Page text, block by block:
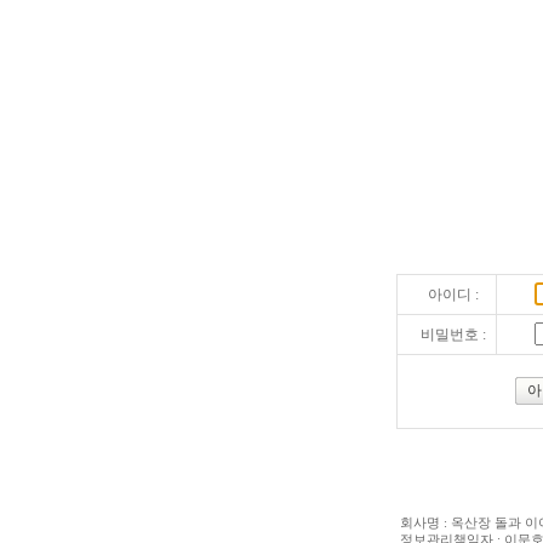
아이디 :
비밀번호 :
회사명 : 옥산장 돌과
정보관리책임자 : 이문